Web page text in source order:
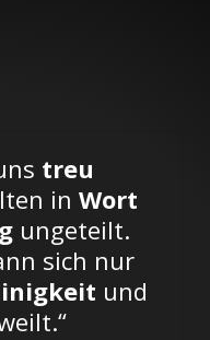
treu
in Wort
ungeteilt.
sich nur
und